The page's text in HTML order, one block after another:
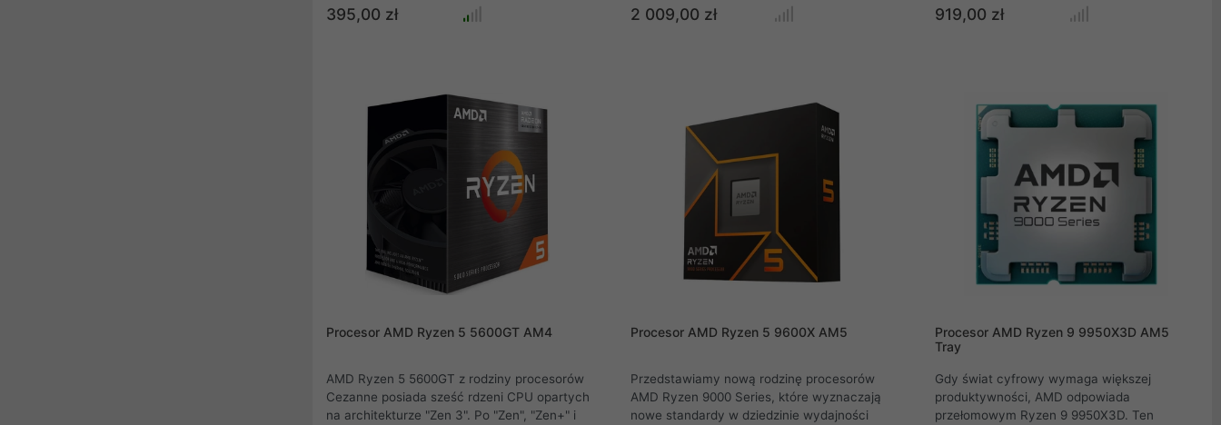
procesora Zen4 ma dostęp do całej pamięci
podręcznej L3. To szczególnie przyczynia
procesory Ryzen 7000 i 8000 korzystają z
platformy AM5 i zostały zaprojektowane do
współpracy z odpowiednimi chipsetami AMD.
395,00 zł
bardzo zachowawcze, ale jednocześnie
świadome podejście do rozwoju tej serii.
pod podstawkę AM5.
2 009,00 zł
Zen 4 oraz wykonany w zaawansowanym
procesie litograficznym 5 nm, gwarantuje
zwiększa wydajność w grach i zadaniach
obliczeniowych.Ryzen 5 7500X3D to idealny
wybór dla graczy i entuzjastów, którzy
oczekują najwyższej wydajności w rozsądnej
919,00 zł
Procesor AMD Ryzen 5 5600GT AM4
AMD Ryzen 5 5600GT z rodziny procesorów
Cezanne posiada sześć rdzeni CPU opartych
na architekturze "Zen 3". Po "Zen", "Zen+" i
Procesor AMD Ryzen 5 9600X AM5
Przedstawiamy nową rodzinę procesorów
AMD Ryzen 9000 Series, które wyznaczają
nowe standardy w dziedzinie wydajności
Procesor AMD Ryzen 9 9950X3D AM5
Tray
Gdy świat cyfrowy wymaga większej
produktywności, AMD odpowiada
przełomowym Ryzen 9 9950X3D. Ten